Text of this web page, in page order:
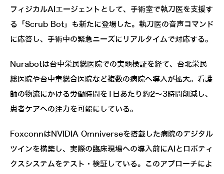
フィジカルAIエージェントとして、手術室で執刀医を支援す
る「Scrub Bot」も新たに登場した。執刀医の音声コマンド
に応答し、手術中の緊急ニーズにリアルタイムで対応する。
Nurabotは台中栄民総医院での実地検証を経て、台北栄民
総医院や台中童総合医院など複数の病院へ導入が拡大。看護
師の物流にかける労働時間を1日あたり約2～3時間削減し、
患者ケアへの注力を可能にしている。
FoxconnはNVIDIA Omniverseを搭載した病院のデジタル
ツインを構築し、実際の臨床現場への導入前にAIとロボティ
クスシステムをテスト・検証している。このアプローチによ